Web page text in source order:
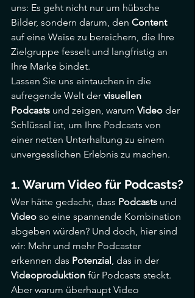
uns: Es geht nicht nur um hübsche
Bilder, sondern darum, den Content
auf eine Weise zu bereichern, die Ihre
Zielgruppe fesselt und langfristig an
Ihre Marke bindet.
Lassen Sie uns eintauchen in die
aufregende Welt der visuellen
Podcasts und zeigen, warum Video der
Schlüssel ist, um Ihre Podcasts von
einer netten Unterhaltung zu einem
unvergesslichen Erlebnis zu machen.
1. Warum Video für Podcasts?
Wer hätte gedacht, dass Podcasts und
Video so eine spannende Kombination
abgeben würden? Und doch, hier sind
wir: Mehr und mehr Podcaster
erkennen das Potenzial , das in der
Videoproduktion für Podcasts steckt.
Aber warum überhaupt Video